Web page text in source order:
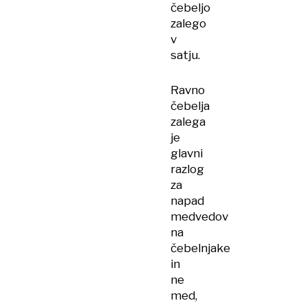
čebeljo
zalego
v
satju.
Ravno
čebelja
zalega
je
glavni
razlog
za
napad
medvedov
na
čebelnjake
in
ne
med,